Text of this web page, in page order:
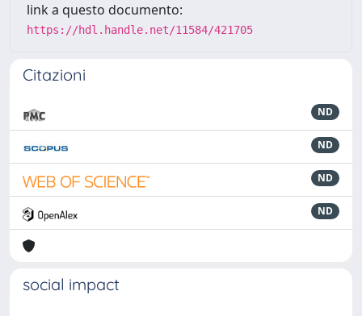
link a questo documento:
https://hdl.handle.net/11584/421705
Citazioni
ND
ND
ND
ND
social impact